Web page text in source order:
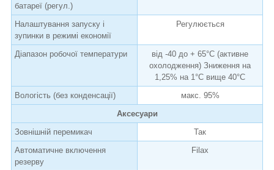
батареї (регул.)
Налаштування запуску і
зупинки в режимі економії
Регулюється
Діапазон робочої температури
від -40 до + 65°C (активне
охолодження) Зниження на
1,25% на 1°C вище 40°C
Вологість (без конденсації)
макс. 95%
Аксесуари
Зовнішній перемикач
Так
Автоматичне включення
резерву
Filax